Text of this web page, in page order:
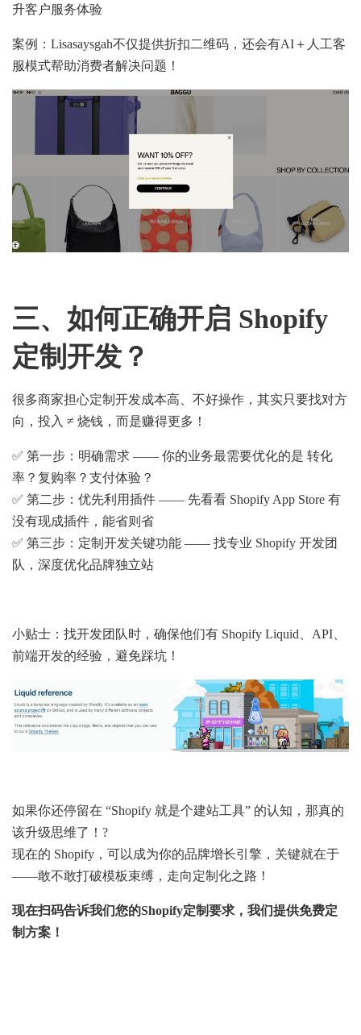
升客户服务体验
案例：Lisasaysgah不仅提供折扣二维码，还会有AI＋人工客
服模式帮助消费者解决问题！
三、如何正确开启 Shopify
定制开发？
很多商家担心定制开发成本高、不好操作，其实只要找对方
向，投入 ≠ 烧钱，而是赚得更多！
✅ 第一步：明确需求 —— 你的业务最需要优化的是 转化
率？复购率？支付体验？
✅ 第二步：优先利用插件 —— 先看看 Shopify App Store 有
没有现成插件，能省则省
✅ 第三步：定制开发关键功能 —— 找专业 Shopify 开发团
队，深度优化品牌独立站
小贴士：找开发团队时，确保他们有 Shopify Liquid、API、
前端开发的经验，避免踩坑！
如果你还停留在 “Shopify 就是个建站工具” 的认知，那真的
该升级思维了！?
现在的 Shopify，可以成为你的品牌增长引擎，关键就在于
——敢不敢打破模板束缚，走向定制化之路！
现在扫码告诉我们您的Shopify定制要求，我们提供免费定
制方案！